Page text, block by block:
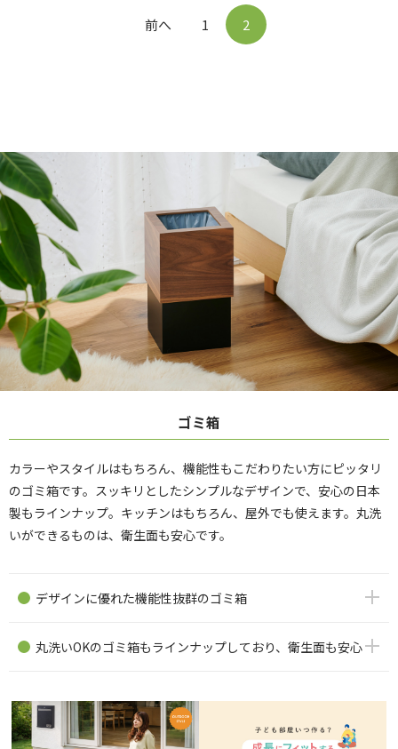
前へ 1 2
ゴミ箱
カラーやスタイルはもちろん、機能性もこだわりたい方にピッタリ
のゴミ箱です。スッキリとしたシンプルなデザインで、安心の日本
製もラインナップ。キッチンはもちろん、屋外でも使えます。丸洗
いができるものは、衛生面も安心です。
デザインに優れた機能性抜群のゴミ箱
丸洗いOKのゴミ箱もラインナップしており、衛生面も安心